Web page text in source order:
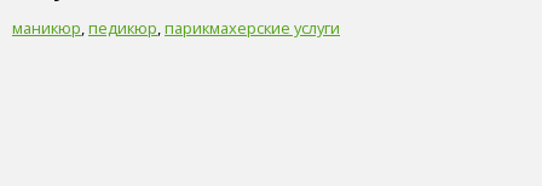
маникюр,педикюр,парикмахерские услуги